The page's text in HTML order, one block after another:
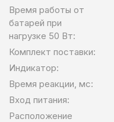
Время работы от
батарей при
нагрузке 50 Вт:
Комплект поставки:
Индикатор:
Время реакции, мс:
Вход питания:
Расположение